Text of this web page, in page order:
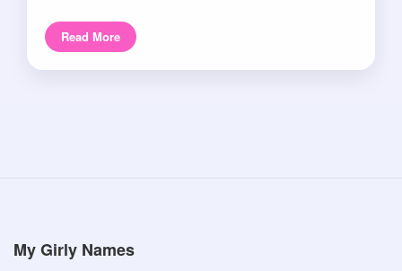
Read More
My Girly Names